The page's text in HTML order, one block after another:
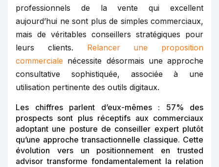
professionnels de la vente qui excellent
aujourd’hui ne sont plus de simples commerciaux,
mais de véritables conseillers stratégiques pour
leurs clients. Relancer une proposition
commerciale nécessite désormais une approche
consultative sophistiquée, associée à une
utilisation pertinente des outils digitaux.
Les chiffres parlent d’eux-mêmes : 57% des
prospects sont plus réceptifs aux commerciaux
adoptant une posture de conseiller expert plutôt
qu’une approche transactionnelle classique. Cette
évolution vers un positionnement en trusted
advisor transforme fondamentalement la relation